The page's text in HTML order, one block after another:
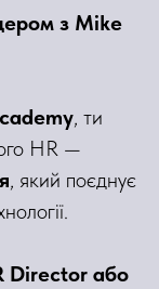
з Mike
, ти
HR —
, який поєднує
Director або